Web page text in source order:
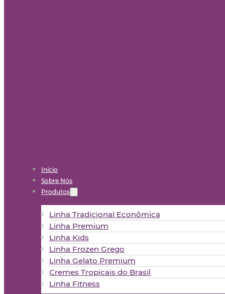
Início
Sobre Nós
Produtos
Linha Tradicional Econômica
Linha Premium
Linha Kids
Linha Frozen Grego
Linha Gelato Premium
Cremes Tropicais do Brasil
Linha Fitness